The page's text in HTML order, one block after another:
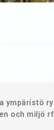
ympäristö ry
och miljö rf